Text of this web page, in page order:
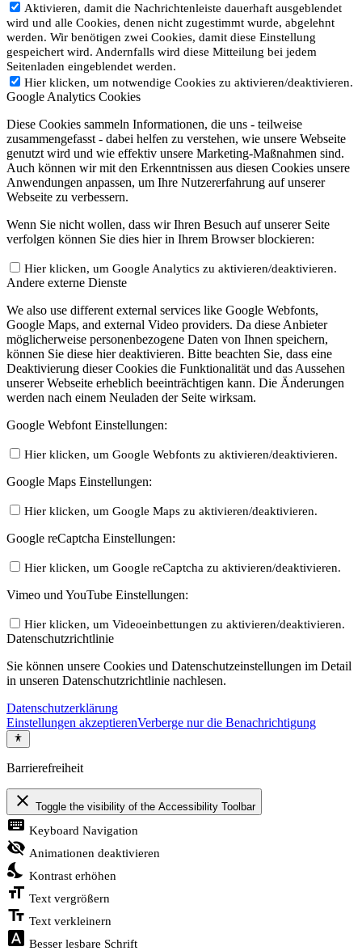
Aktivieren, damit die Nachrichtenleiste dauerhaft ausgeblendet
wird und alle Cookies, denen nicht zugestimmt wurde, abgelehnt
werden. Wir benötigen zwei Cookies, damit diese Einstellung
gespeichert wird. Andernfalls wird diese Mitteilung bei jedem
Seitenladen eingeblendet werden.
Hier klicken, um notwendige Cookies zu aktivieren/deaktivieren.
Google Analytics Cookies
Diese Cookies sammeln Informationen, die uns - teilweise
zusammengefasst - dabei helfen zu verstehen, wie unsere Webseite
genutzt wird und wie effektiv unsere Marketing-Maßnahmen sind.
Auch können wir mit den Erkenntnissen aus diesen Cookies unsere
Anwendungen anpassen, um Ihre Nutzererfahrung auf unserer
Webseite zu verbessern.
Wenn Sie nicht wollen, dass wir Ihren Besuch auf unserer Seite
verfolgen können Sie dies hier in Ihrem Browser blockieren:
Hier klicken, um Google Analytics zu aktivieren/deaktivieren.
Andere externe Dienste
We also use different external services like Google Webfonts,
Google Maps, and external Video providers. Da diese Anbieter
möglicherweise personenbezogene Daten von Ihnen speichern,
können Sie diese hier deaktivieren. Bitte beachten Sie, dass eine
Deaktivierung dieser Cookies die Funktionalität und das Aussehen
unserer Webseite erheblich beeinträchtigen kann. Die Änderungen
werden nach einem Neuladen der Seite wirksam.
Google Webfont Einstellungen:
Hier klicken, um Google Webfonts zu aktivieren/deaktivieren.
Google Maps Einstellungen:
Hier klicken, um Google Maps zu aktivieren/deaktivieren.
Google reCaptcha Einstellungen:
Hier klicken, um Google reCaptcha zu aktivieren/deaktivieren.
Vimeo und YouTube Einstellungen:
Hier klicken, um Videoeinbettungen zu aktivieren/deaktivieren.
Datenschutzrichtlinie
Sie können unsere Cookies und Datenschutzeinstellungen im Detail
in unseren Datenschutzrichtlinie nachlesen.
Datenschutzerklärung
Einstellungen akzeptierenVerberge nur die Benachrichtigung
Barrierefreiheit
close Toggle the visibility of the Accessibility Toolbar
keyboard Keyboard Navigation
visibility_off Animationen deaktivieren
nights_stay Kontrast erhöhen
format_size Text vergrößern
text_fields Text verkleinern
font_download Besser lesbare Schrift